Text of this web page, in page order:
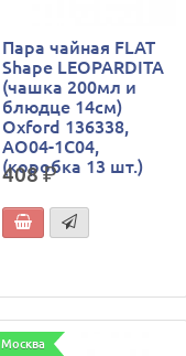
Пара чайная FLAT
Shape LEOPARDITA
(чашка 200мл и
блюдце 14см)
Oxford 136338,
AO04-1C04,
(коробка 13 шт.)
408р.
Москва